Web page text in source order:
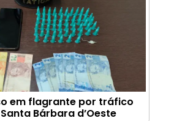
em flagrante por tráfico
Bárbara d’Oeste